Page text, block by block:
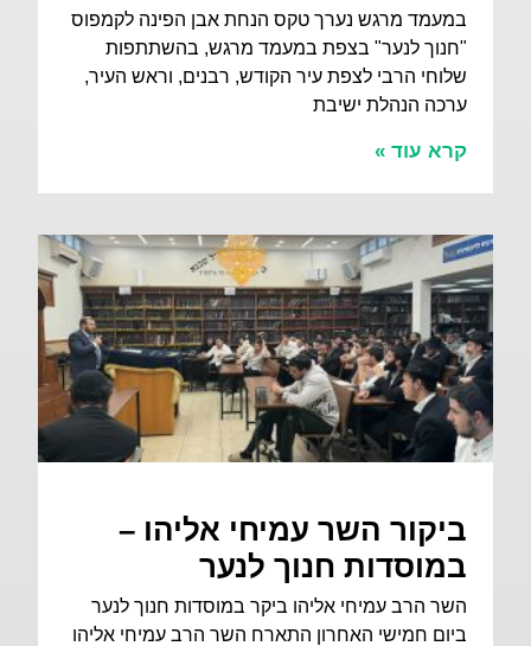
במעמד מרגש נערך טקס הנחת אבן הפינה לקמפוס
"חנוך לנער" בצפת במעמד מרגש, בהשתתפות
שלוחי הרבי לצפת עיר הקודש, רבנים, וראש העיר,
ערכה הנהלת ישיבת
קרא עוד »
ביקור השר עמיחי אליהו –
במוסדות חנוך לנער
השר הרב עמיחי אליהו ביקר במוסדות חנוך לנער
ביום חמישי האחרון התארח השר הרב עמיחי אליהו